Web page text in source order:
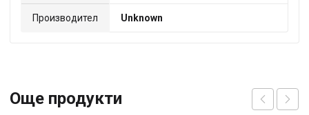
Производител Unknown
Още продукти